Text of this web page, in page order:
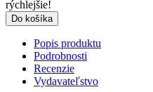
rýchlejšie!
Do košíka
Popis produktu
Podrobnosti
Recenzie
Vydavateľstvo